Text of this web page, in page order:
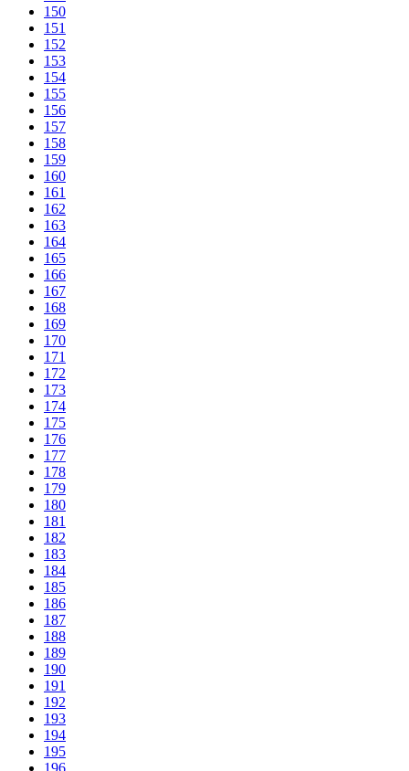
150
151
152
153
154
155
156
157
158
159
160
161
162
163
164
165
166
167
168
169
170
171
172
173
174
175
176
177
178
179
180
181
182
183
184
185
186
187
188
189
190
191
192
193
194
195